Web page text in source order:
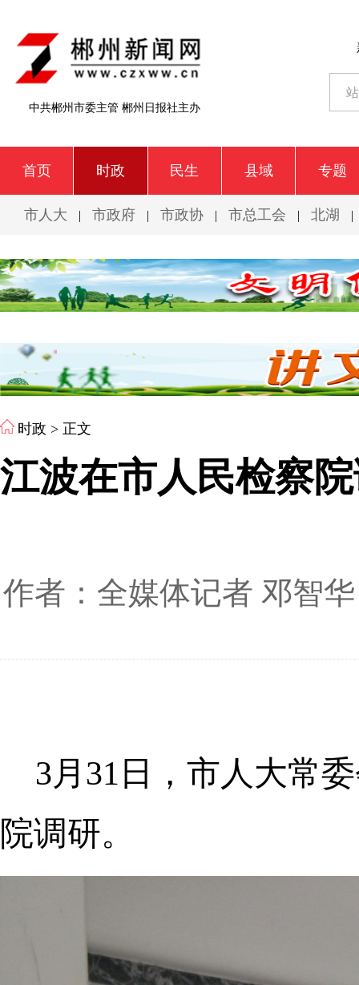
中共郴州市委主管 郴州日报社主办
首页 时政 民生 县域 专题
市人大 | 市政府 | 市政协 | 市总工会 | 北湖 |
时政 > 正文
江波在市人民检察
作者：全媒体记者 邓智华
3月31日，市人大常
院调研。